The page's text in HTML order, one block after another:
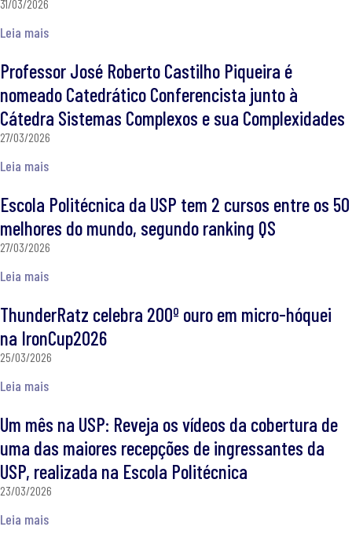
31/03/2026
Leia mais
Professor José Roberto Castilho Piqueira é
nomeado Catedrático Conferencista junto à
Cátedra Sistemas Complexos e sua Complexidades
27/03/2026
Leia mais
Escola Politécnica da USP tem 2 cursos entre os 50
melhores do mundo, segundo ranking QS
27/03/2026
Leia mais
ThunderRatz celebra 200º ouro em micro-hóquei
na IronCup2026
25/03/2026
Leia mais
Um mês na USP: Reveja os vídeos da cobertura de
uma das maiores recepções de ingressantes da
USP, realizada na Escola Politécnica
23/03/2026
Leia mais